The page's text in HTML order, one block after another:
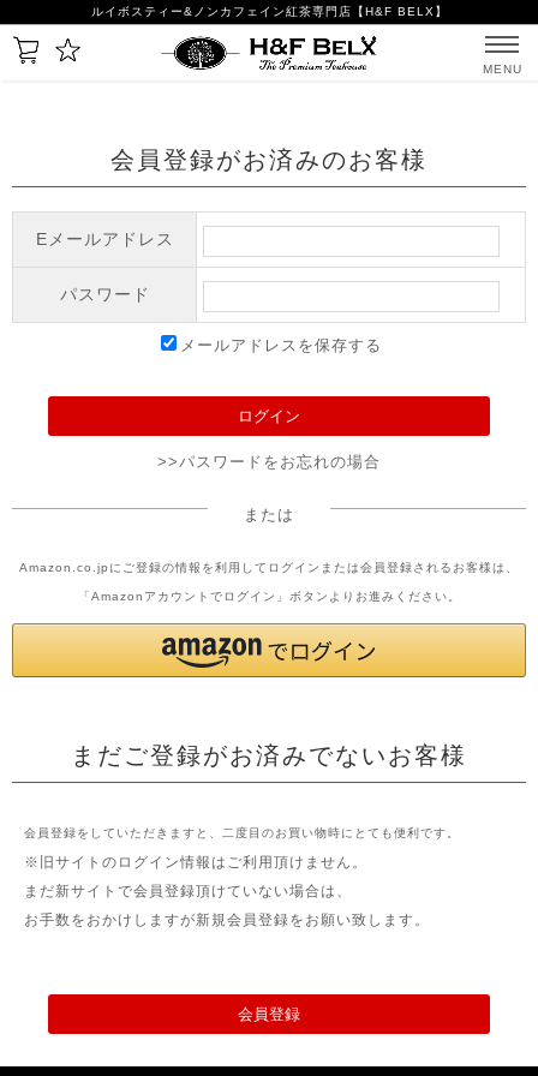
ルイボスティー&ノンカフェイン紅茶専門店【H&F BELX】
MENU
会員登録がお済みのお客様
Eメールアドレス
パスワード
メールアドレスを保存する
>>パスワードをお忘れの場合
または
Amazon.co.jpにご登録の情報を利用してログインまたは会員登録されるお客様は、
「Amazonアカウントでログイン」ボタンよりお進みください。
まだご登録がお済みでないお客様
会員登録をしていただきますと、二度目のお買い物時にとても便利です。
※旧サイトのログイン情報はご利用頂けません。
まだ新サイトで会員登録頂けていない場合は、
お手数をおかけしますが新規会員登録をお願い致します。